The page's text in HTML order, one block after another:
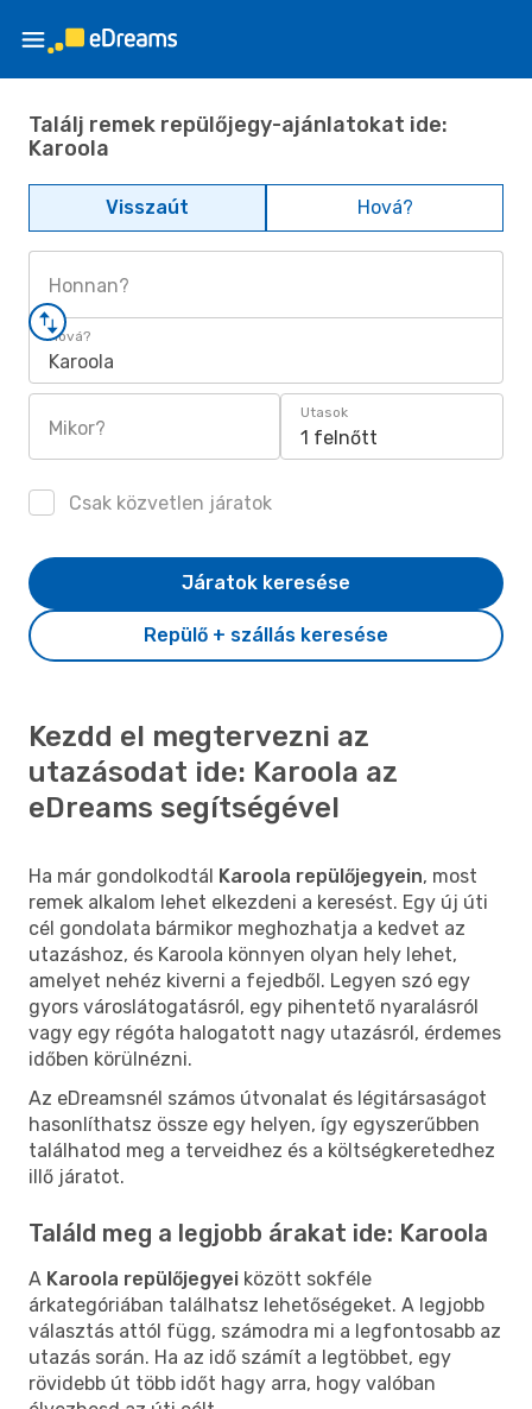
Találj remek repülőjegy-ajánlatokat ide:
Karoola
Visszaút Hová?
Honnan?
Hová?
Karoola
Mikor?
Utasok
1 felnőtt
Csak közvetlen járatok
Repülő + szállás keresése
Járatok keresése
Kezdd el megtervezni az
utazásodat ide: Karoola az
eDreams segítségével
Ha már gondolkodtál Karoola repülőjegyein, most
remek alkalom lehet elkezdeni a keresést. Egy új úti
cél gondolata bármikor meghozhatja a kedvet az
utazáshoz, és Karoola könnyen olyan hely lehet,
amelyet nehéz kiverni a fejedből. Legyen szó egy
gyors városlátogatásról, egy pihentető nyaralásról
vagy egy régóta halogatott nagy utazásról, érdemes
időben körülnézni.
Az eDreamsnél számos útvonalat és légitársaságot
hasonlíthatsz össze egy helyen, így egyszerűbben
találhatod meg a terveidhez és a költségkeretedhez
illő járatot.
Találd meg a legjobb árakat ide: Karoola
A Karoola repülőjegyei között sokféle
árkategóriában találhatsz lehetőségeket. A legjobb
választás attól függ, számodra mi a legfontosabb az
utazás során. Ha az idő számít a legtöbbet, egy
rövidebb út több időt hagy arra, hogy valóban